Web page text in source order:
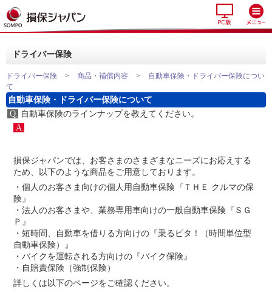
ドライバー保険
ドライバー保険 > 商品・補償内容 >
自動車保険・ドライバー保険につい
て
自動車保険・ドライバー保険について
Q. 自動車保険のラインナップを教えてください。
A.
損保ジャパンでは、お客さまのさまざまなニーズにお応えする
ため、以下のような商品をご用意しております。
・個人のお客さま向けの個人用自動車保険『ＴＨＥ クルマの保
険』
・法人のお客さまや、業務専用車向けの一般自動車保険『ＳＧ
Ｐ』
・短時間、自動車を借りる方向けの『乗るピタ！（時間単位型
自動車保険）』
・バイクを運転される方向けの『バイク保険』
・自賠責保険（強制保険）
詳しくは以下のページをご確認ください。